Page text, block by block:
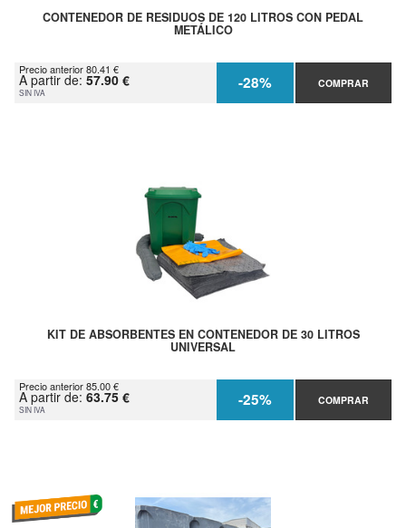
CONTENEDOR DE RESIDUOS DE 120 LITROS CON PEDAL
METÁLICO
Precio anterior 80.41 €
A partir de: 57.90 €
SIN IVA -28% COMPRAR
KIT DE ABSORBENTES EN CONTENEDOR DE 30 LITROS
UNIVERSAL
Precio anterior 85.00 €
A partir de: 63.75 €
SIN IVA -25% COMPRAR